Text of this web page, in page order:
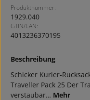
Produktnummer:
1929.040
GTIN/EAN:
4013236370195
Beschreibung
Schicker Kurier-
Traveller Pack 25 Der
verstaubar… Mehr